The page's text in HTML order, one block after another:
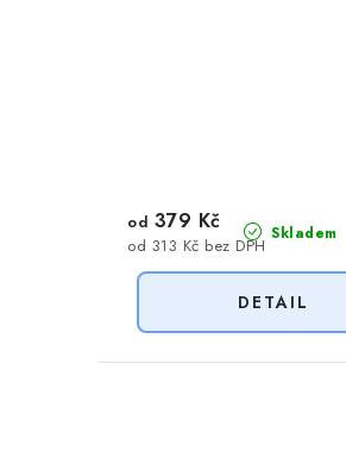
Skladem
od 313 Kč bez DPH
od 379 Kč